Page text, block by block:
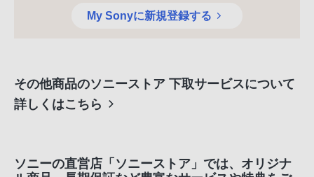
My Sonyに新規登録する
その他商品のソニーストア 下取サービスについて
詳しくはこちら
ソニーの直営店「ソニーストア」では、オリジナ